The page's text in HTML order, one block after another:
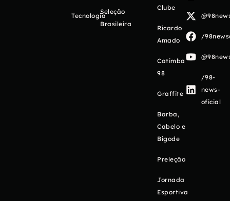
Tecnologia
Seleção
Brasileira
Clube
Ricardo
Amado
Catimba
98
Graffite
Barba,
Cabelo e
Bigode
Preleção
Jornada
Esportiva
/
/98-
news-
oficial